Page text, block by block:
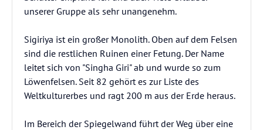
unserer Gruppe als sehr unangenehm.
Sigiriya ist ein großer Monolith. Oben auf dem Felsen
sind die restlichen Ruinen einer Fetung. Der Name
leitet sich von "Singha Giri" ab und wurde so zum
Löwenfelsen. Seit 82 gehört es zur Liste des
Weltkulturerbes und ragt 200 m aus der Erde heraus.
Im Bereich der Spiegelwand führt der Weg über eine